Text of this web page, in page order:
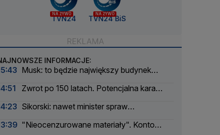
NA ŻYWO
TVN24
NA ŻYWO
TVN24 BiS
INFORMACJE:
Musk: to będzie największy budynek
Zwrot po 150 latach. Potencjalna kara
Sikorski: nawet minister spraw
"Nieocenzurowane materiały". Konto